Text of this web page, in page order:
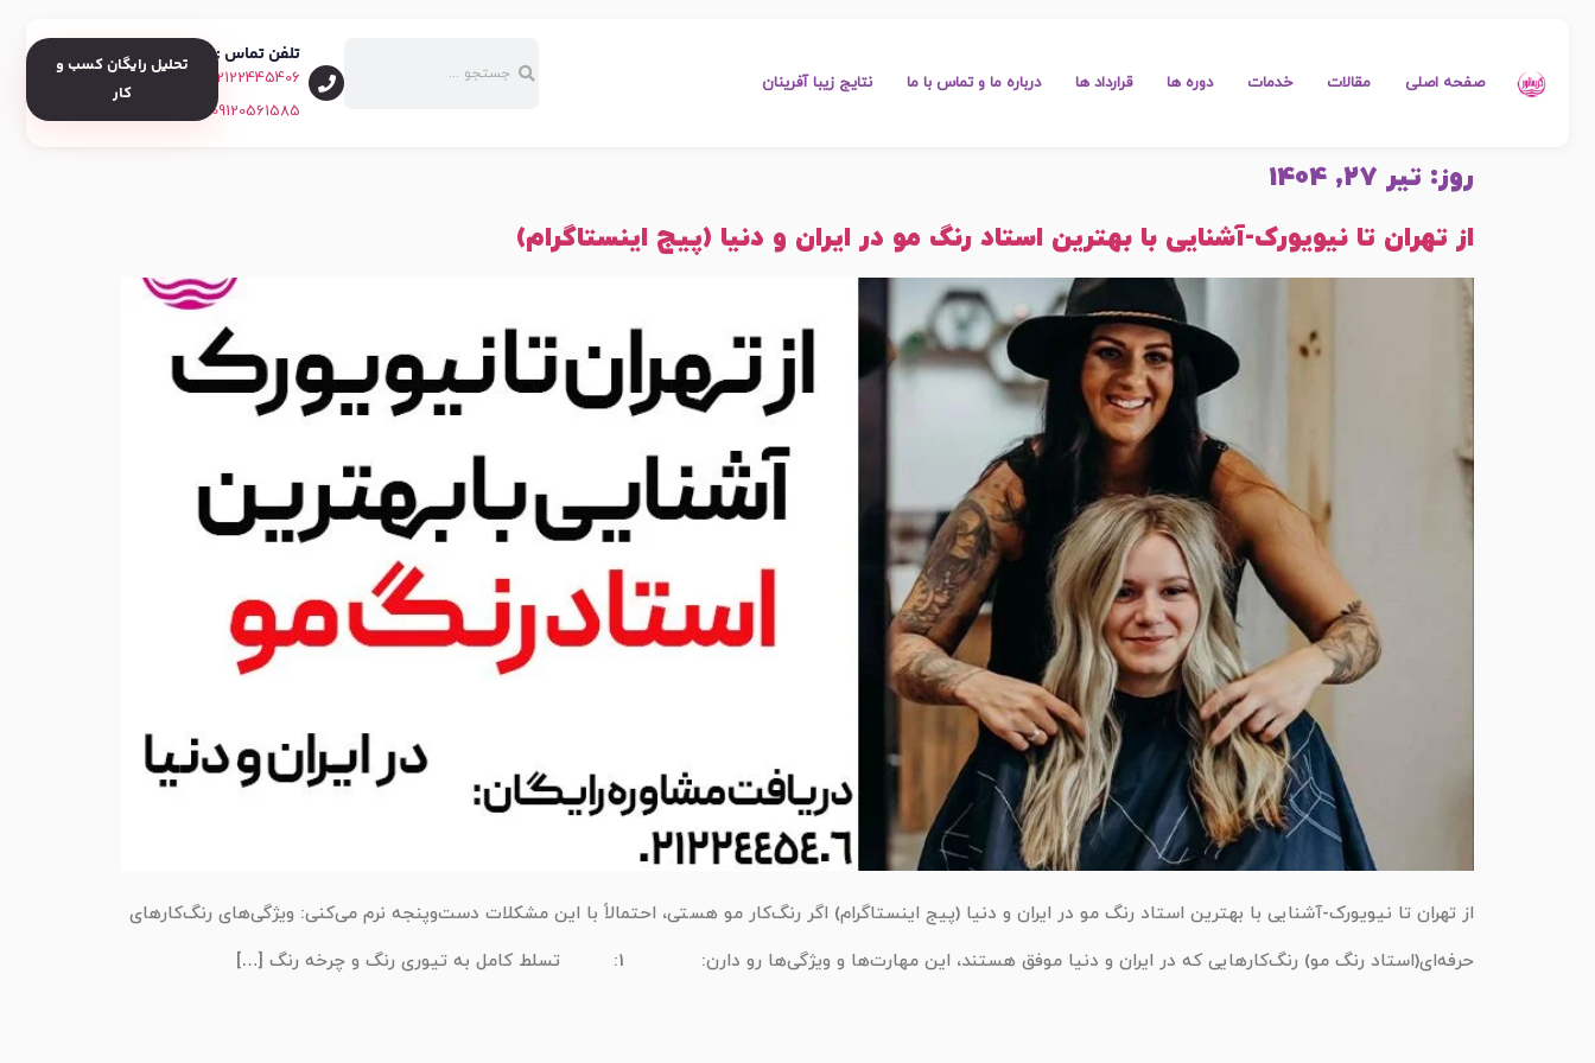
صفحه اصلی مقالات خدمات دوره ها قرارداد ها درباره ما و تماس با ما نتایج زیبا آفرینان
تلفن تماس :
02122445406
09120561585
تحلیل رایگان کسب و
کار
روز: تیر 27, 1404
از تهران تا نیویورک-آشنایی با بهترین استاد رنگ مو در ایران و دنیا (پیج اینستاگرام)
از تهران تا نیویورک-آشنایی با بهترین استاد رنگ مو در ایران و دنیا (پیج اینستاگرام) اگر رنگ‌کار مو هستی، احتمالاً با این مشکلات دست‌و‌پنجه نرم می‌کنی: ویژگی‌های رنگ‌کارهای
حرفه‌ای(استاد رنگ مو) رنگ‌کارهایی که در ایران و دنیا موفق هستند، این مهارت‌ها و ویژگی‌ها رو دارن: 1: تسلط کامل به تیوری رنگ و چرخه رنگ […]